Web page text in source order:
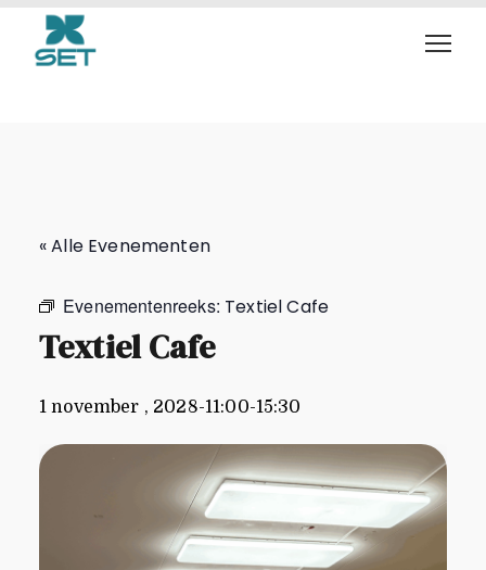
Textiel Cafe
« Alle Evenementen
Evenementenreeks: Textiel Cafe
Textiel Cafe
1 november , 2028-11:00-15:30